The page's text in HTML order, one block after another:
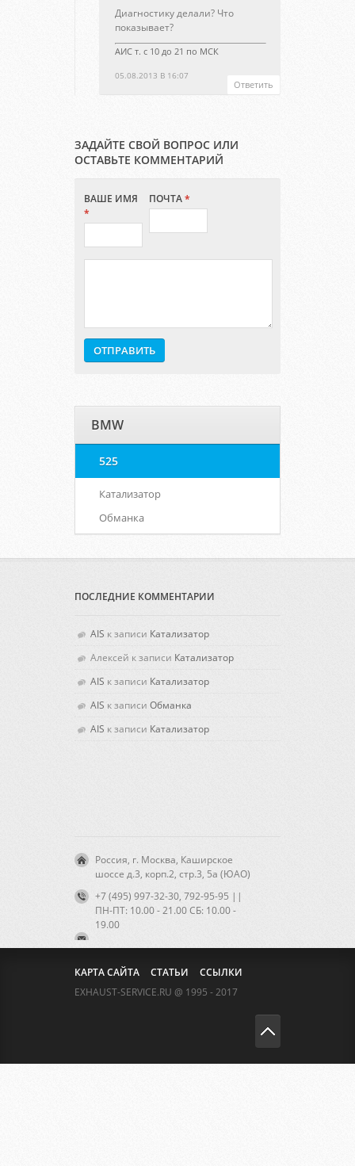
05.08.2013 В 16:07
Диагностику делали? Что
показывает?
АИС т. с 10 до 21 по МСК
Ответить
ЗАДАЙТЕ СВОЙ ВОПРОС ИЛИ
ОСТАВЬТЕ КОММЕНТАРИЙ
ВАШЕ ИМЯ
*
ПОЧТА*
BMW
525
Катализатор
Обманка
ПОСЛЕДНИЕ КОММЕНТАРИИ
AIS к записи Катализатор
Алексей к записи Катализатор
AIS к записи Катализатор
AIS к записи Обманка
AIS к записи Катализатор
Россия, г. Москва, Каширское
шоссе д.3, корп.2, стр.3, 5а (ЮАО)
+7 (495) 997-32-30, 792-95-95 ||
ПН-ПТ: 10.00 - 21.00 CБ: 10.00 -
19.00
КАРТА САЙТА СТАТЬИ
ССЫЛКИ
EXHAUST-SERVICE.RU @ 1995 - 2017